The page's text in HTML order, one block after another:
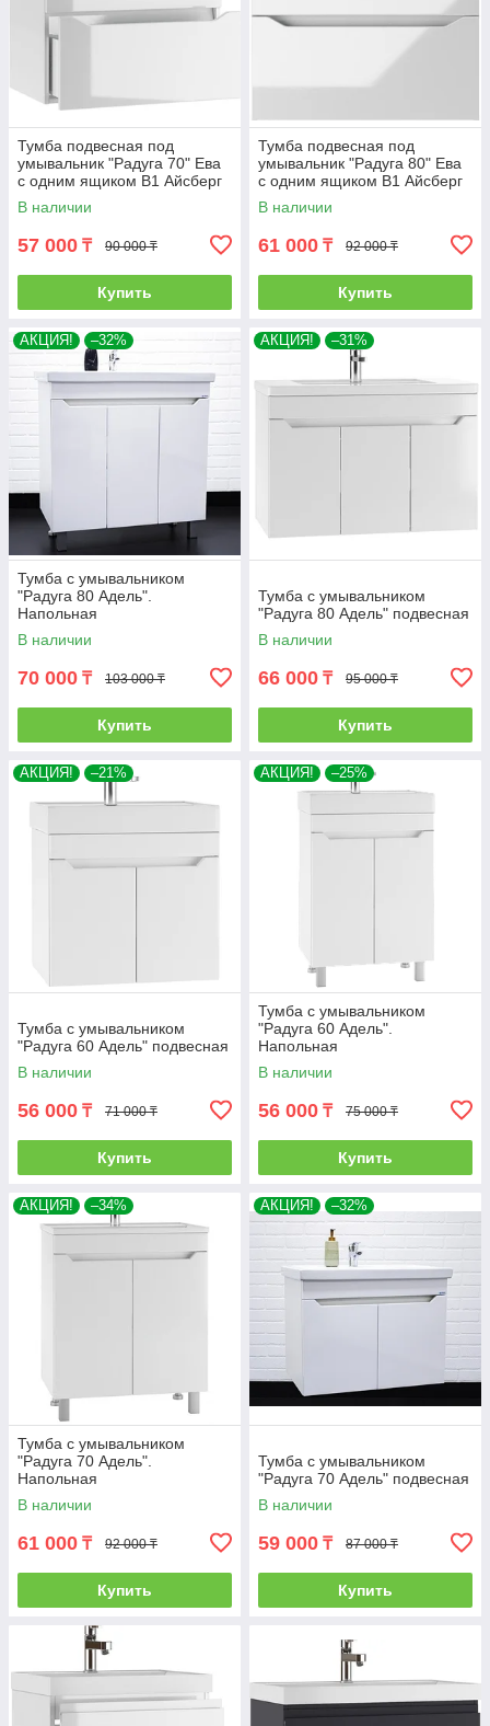
Тумба подвесная под
умывальник "Радуга 70" Ева
с одним ящиком В1 Айсберг
В наличии
57 000 ₸ 90 000 ₸
Купить
Тумба подвесная под
умывальник "Радуга 80" Ева
с одним ящиком В1 Айсберг
В наличии
61 000 ₸ 92 000 ₸
Купить
АКЦИЯ! –32%
Тумба с умывальником
"Радуга 80 Адель".
Напольная
В наличии
70 000 ₸ 103 000 ₸
Купить
АКЦИЯ! –31%
Тумба с умывальником
"Радуга 80 Адель" подвесная
В наличии
66 000 ₸ 95 000 ₸
Купить
АКЦИЯ! –21%
Тумба с умывальником
"Радуга 60 Адель" подвесная
В наличии
56 000 ₸ 71 000 ₸
Купить
АКЦИЯ! –25%
Тумба с умывальником
"Радуга 60 Адель".
Напольная
В наличии
56 000 ₸ 75 000 ₸
Купить
АКЦИЯ! –34%
Тумба с умывальником
"Радуга 70 Адель".
Напольная
В наличии
61 000 ₸ 92 000 ₸
Купить
АКЦИЯ! –32%
Тумба с умывальником
"Радуга 70 Адель" подвесная
В наличии
59 000 ₸ 87 000 ₸
Купить